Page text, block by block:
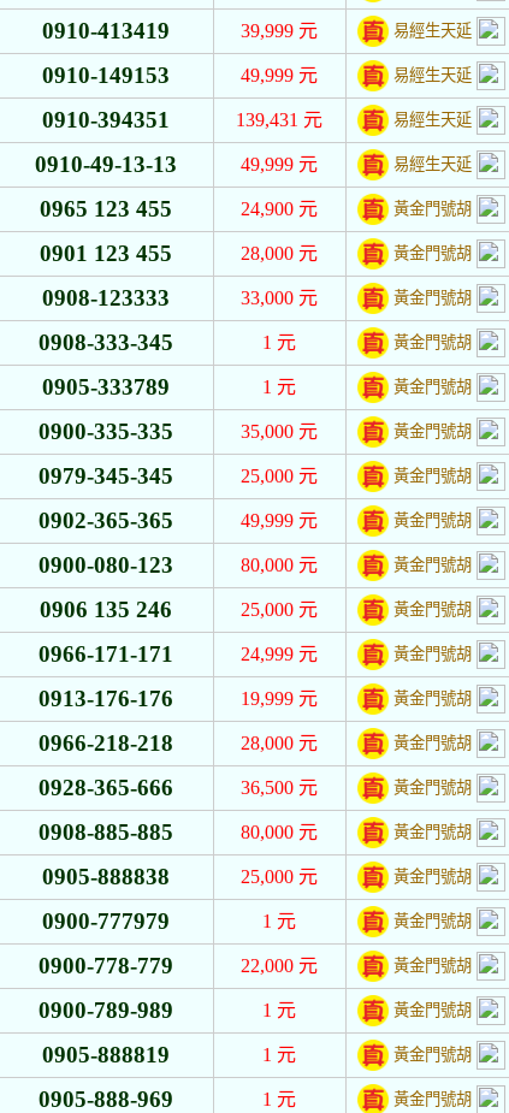
0910-413419 39,999 元 易經生天延
0910-149153 49,999 元 易經生天延
0910-394351 139,431 元 易經生天延
0910-49-13-13 49,999 元 易經生天延
0965 123 455 24,900 元 黃金門號胡
0901 123 455 28,000 元 黃金門號胡
0908-123333 33,000 元 黃金門號胡
0908-333-345 1 元 黃金門號胡
0905-333789 1 元 黃金門號胡
0900-335-335 35,000 元 黃金門號胡
0979-345-345 25,000 元 黃金門號胡
0902-365-365 49,999 元 黃金門號胡
0900-080-123 80,000 元 黃金門號胡
0906 135 246 25,000 元 黃金門號胡
0966-171-171 24,999 元 黃金門號胡
0913-176-176 19,999 元 黃金門號胡
0966-218-218 28,000 元 黃金門號胡
0928-365-666 36,500 元 黃金門號胡
0908-885-885 80,000 元 黃金門號胡
0905-888838 25,000 元 黃金門號胡
0900-777979 1 元 黃金門號胡
0900-778-779 22,000 元 黃金門號胡
0900-789-989 1 元 黃金門號胡
0905-888819 1 元 黃金門號胡
0905-888-969 1 元 黃金門號胡